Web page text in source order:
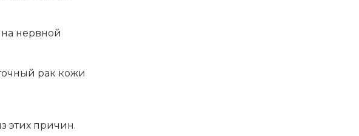
нервной
рак кожи
этих причин.